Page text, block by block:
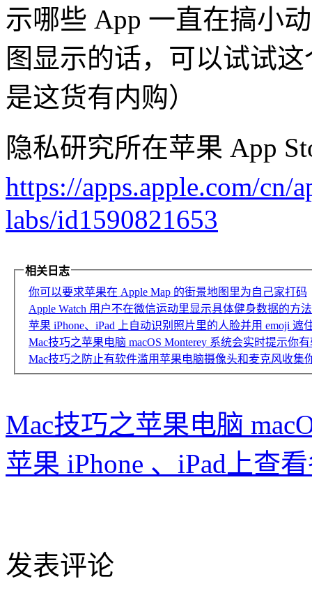
示哪些 App 一直在搞小
图显示的话，可以试试
是这货有内购）
隐私研究所在苹果 App
https://apps.apple.com/
labs/id1590821653
相关日志
你可以要求苹果在 Apple Map 的街景地图里为自己家打码
Apple Watch 用户不在微信运动里显示具体健身数据的方法
苹果 iPhone、iPad 上自动识别照片里的人脸并用 emoji 遮
Mac技巧之苹果电脑 macOS Monterey 系统会实时提示你
Mac技巧之防止有软件滥用苹果电脑摄像头和麦克风收集
Mac技巧之苹果电脑
苹果 iPhone 、iPad上查
发表评论